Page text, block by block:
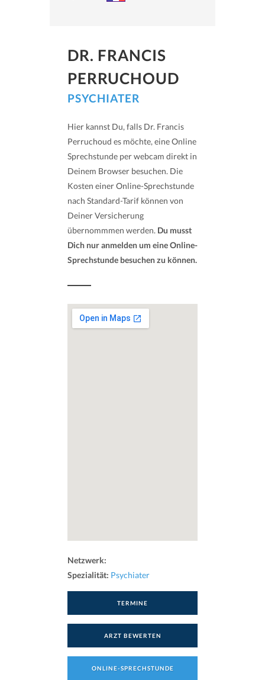
DR. FRANCIS
PERRUCHOUD
PSYCHIATER
Hier kannst Du, falls Dr. Francis
Perruchoud es möchte, eine Online
Sprechstunde per webcam direkt in
Deinem Browser besuchen. Die
Kosten einer Online-Sprechstunde
nach Standard-Tarif können von
Deiner Versicherung
übernommmen werden. Du musst
Dich nur anmelden um eine Online-
Sprechstunde besuchen zu können.
Netzwerk:
Spezialität: Psychiater
TERMINE
ARZT BEWERTEN
ONLINE-SPRECHSTUNDE